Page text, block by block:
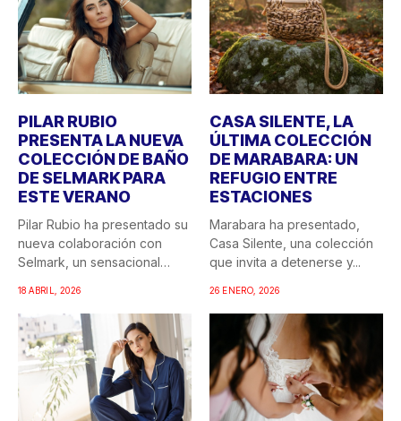
PILAR RUBIO
PRESENTA LA NUEVA
COLECCIÓN DE BAÑO
DE SELMARK PARA
ESTE VERANO
Pilar Rubio ha presentado su
nueva colaboración con
Selmark, un sensacional
18 ABRIL, 2026
CASA SILENTE, LA
ÚLTIMA COLECCIÓN
DE MARABARA: UN
REFUGIO ENTRE
ESTACIONES
Marabara ha presentado,
Casa Silente, una colección
que invita a detenerse y...
26 ENERO, 2026